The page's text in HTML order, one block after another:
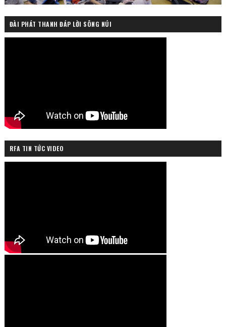
ĐÀI PHÁT THANH ĐÁP LỜI SÔNG NÚI
RFA TIN TỨC VIDEO